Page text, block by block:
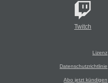
Twitch
Lizenz
Datenschutzrichtlinie
Abo jetzt kündigen